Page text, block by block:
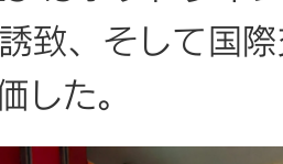
致、そして国
した。